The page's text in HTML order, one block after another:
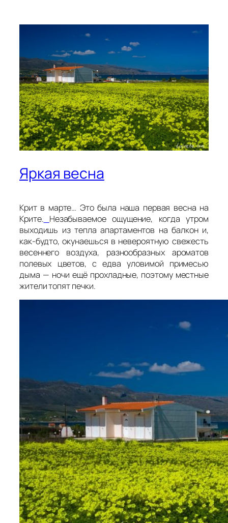
Яркая весна
Крит в марте… Это была наша первая весна на
Крите. Незабываемое ощущение, когда утром
выходишь из тепла апартаментов на балкон и,
как-будто, окунаешься в невероятную свежесть
весеннего воздуха, разнообразных ароматов
полевых цветов, с едва уловимой примесью
дыма — ночи ещё прохладные, поэтому местные
жители топят печки.